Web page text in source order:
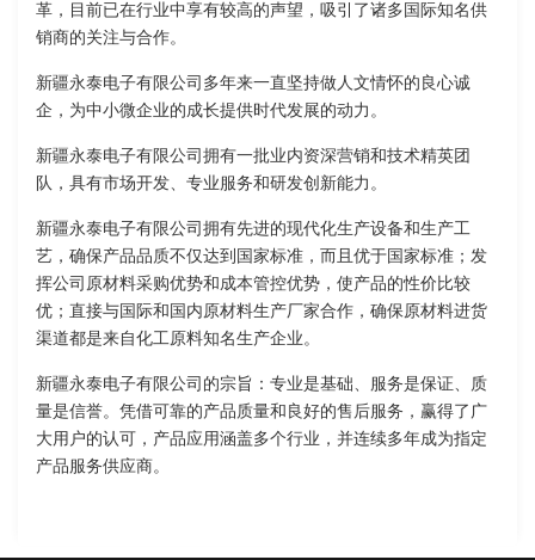
革，目前已在行业中享有较高的声望，吸引了诸多国际知名供
销商的关注与合作。
新疆永泰电子有限公司多年来一直坚持做人文情怀的良心诚
企，为中小微企业的成长提供时代发展的动力。
新疆永泰电子有限公司拥有一批业内资深营销和技术精英团
队，具有市场开发、专业服务和研发创新能力。
新疆永泰电子有限公司拥有先进的现代化生产设备和生产工
艺，确保产品品质不仅达到国家标准，而且优于国家标准；发
挥公司原材料采购优势和成本管控优势，使产品的性价比较
优；直接与国际和国内原材料生产厂家合作，确保原材料进货
渠道都是来自化工原料知名生产企业。
新疆永泰电子有限公司的宗旨：专业是基础、服务是保证、质
量是信誉。凭借可靠的产品质量和良好的售后服务，赢得了广
大用户的认可，产品应用涵盖多个行业，并连续多年成为指定
产品服务供应商。